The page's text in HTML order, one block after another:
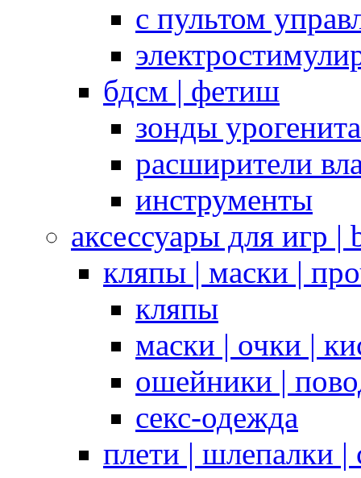
с пультом
бдсм | фетиш
зонды
расширители
инструменты
аксессуары для игр |
кляпы | маски |
кляпы
маски | очки |
ошейники |
секс-одежда
плети | шлепалки |